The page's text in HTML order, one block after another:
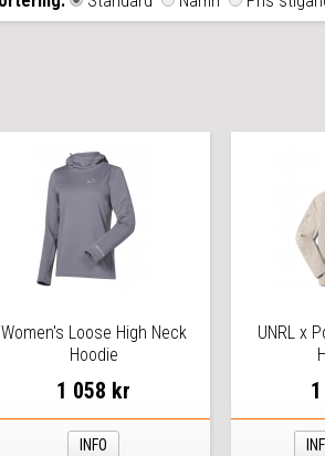
Women's Loose High Neck
Hoodie
1 058 kr
INFO
UNRL x